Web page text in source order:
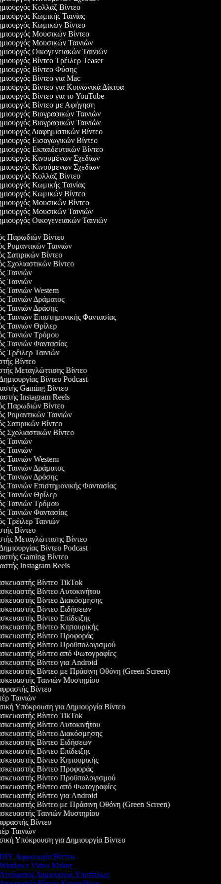
Κολλάζ Βίντεο
Κωμικής Ταινίας
Κωμικών Βίντεο
Μουσικών Βίντεο
Μουσικών Ταινιών
Οικογενειακών Ταινιών
Βίντεο Τρέιλερ Teaser
Βίντεο Φύσης
Βίντεο για Mac
Βίντεο για Κοινωνικά Δίκτυα
Βίντεο για το YouTube
Βίντεο με Αφήγηση
Βιογραφικών Ταινιών
Βιογραφικών Ταινιών
Διαφημιστικών Βίντεο
Εισαγωγικών Βίντεο
Εκπαιδευτικών Βίντεο
Κινουμένων Σχεδίων
Κινούμενων Σχεδίων
Κολλάζ Βίντεο
Κωμικής Ταινίας
Κωμικών Βίντεο
Μουσικών Βίντεο
Μουσικών Ταινιών
Οικογενειακών Ταινιών
Παρωδιών Βίντεο
Ρομαντικών Ταινιών
Σατιρικών Βίντεο
Σχολιαστικών Βίντεο
Ταινιών
Ταινιών
Ταινιών Western
Ταινιών Δράματος
Ταινιών Δράσης
Ταινιών Επιστημονικής Φαντασίας
Ταινιών Θρίλερ
Ταινιών Τρόμου
Ταινιών Φαντασίας
Τρέιλερ Ταινιών
Βίντεο
Μεταγλώττισης Βίντεο
Βίντεο Podcast
Gaming Βίντεο
Instagram Reels
Παρωδιών Βίντεο
Ρομαντικών Ταινιών
Σατιρικών Βίντεο
Σχολιαστικών Βίντεο
Ταινιών
Ταινιών
Ταινιών Western
Ταινιών Δράματος
Ταινιών Δράσης
Ταινιών Επιστημονικής Φαντασίας
Ταινιών Θρίλερ
Ταινιών Τρόμου
Ταινιών Φαντασίας
Τρέιλερ Ταινιών
Βίντεο
Μεταγλώττισης Βίντεο
Βίντεο Podcast
Gaming Βίντεο
Instagram Reels
Βίντεο TikTok
Βίντεο Αυτοκινήτου
Βίντεο Διακόσμησης
Βίντεο Ειδήσεων
Βίντεο Επίδειξης
Βίντεο Κηπουρικής
Βίντεο Προφοράς
Βίντεο Προϋπολογισμού
Βίντεο από Φωτογραφίες
Βίντεο για Android
Βίντεο με Πράσινη Οθόνη (Green Screen)
Ταινιών Μυστηρίου
Βίντεο
Ταινιών
Υπόκρουση για Δημιουργία Βίντεο
Βίντεο TikTok
Βίντεο Αυτοκινήτου
Βίντεο Διακόσμησης
Βίντεο Ειδήσεων
Βίντεο Επίδειξης
Βίντεο Κηπουρικής
Βίντεο Προφοράς
Βίντεο Προϋπολογισμού
Βίντεο από Φωτογραφίες
Βίντεο για Android
Βίντεο με Πράσινη Οθόνη (Green Screen)
Ταινιών Μυστηρίου
Βίντεο
Ταινιών
Υπόκρουση για Δημιουργία Βίντεο
Δημιουργία Βίντεο
Video Maker
Δημιουργός Υποτίτλων